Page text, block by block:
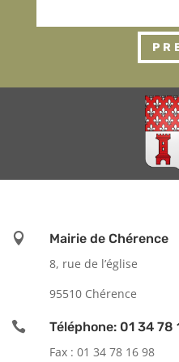

Mairie de Chérence
8, rue de l’église
95510 Chérence

Téléphone: 01 34 78
Fax : 01 34 78 16 98